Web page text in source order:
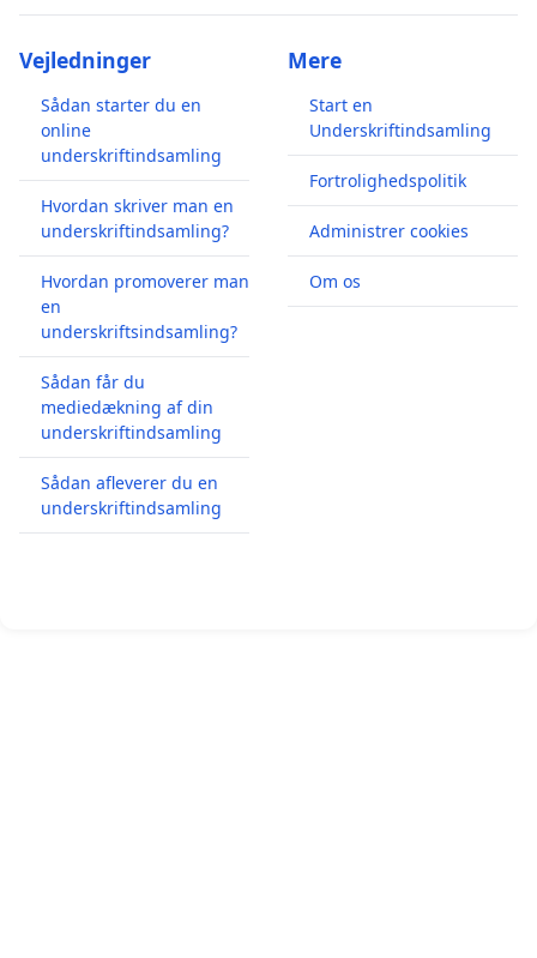
Vejledninger
Sådan starter du en
online
underskriftindsamling
Hvordan skriver man en
underskriftindsamling?
Hvordan promoverer man
en
underskriftsindsamling?
Sådan får du
mediedækning af din
underskriftindsamling
Sådan afleverer du en
underskriftindsamling
Mere
Start en
Underskriftindsamling
Fortrolighedspolitik
Administrer cookies
Om os